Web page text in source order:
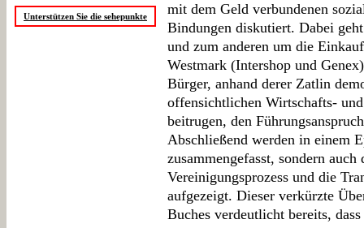
Unterstützen Sie die sehepunkte
mit dem Geld verbundenen
Bindungen diskutiert. Dabei
und zum anderen um die
Westmark (Intershop und
Bürger, anhand derer Zatlin
offensichtlichen Wirtschafts-
beitrugen, den
Abschließend werden in einem
zusammengefasst, sondern
Vereinigungsprozess und die
aufgezeigt. Dieser verkürzte
Buches verdeutlicht bereits,